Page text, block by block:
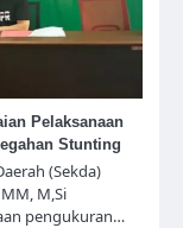
Pelaksanaan
Stunting
(Sekda)
M,Si
pengukuran…